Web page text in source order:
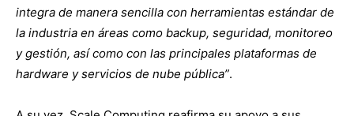
integra de manera sencilla con herramientas estándar de
la industria en áreas como backup, seguridad, monitoreo
y gestión, así como con las principales plataformas de
hardware y servicios de nube pública”.